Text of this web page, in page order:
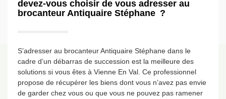
devez-vous choisir de vous adresser au
brocanteur Antiquaire Stéphane ?
S’adresser au brocanteur Antiquaire Stéphane dans le
cadre d’un débarras de succession est la meilleure des
solutions si vous êtes à Vienne En Val. Ce professionnel
propose de récupérer les biens dont vous n’avez pas envie
de garder chez vous ou que vous ne pouvez pas ramener